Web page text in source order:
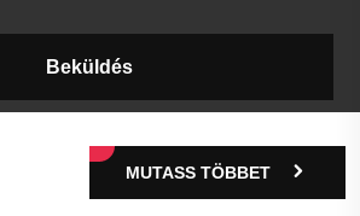
Beküldés
MUTASS TÖBBET